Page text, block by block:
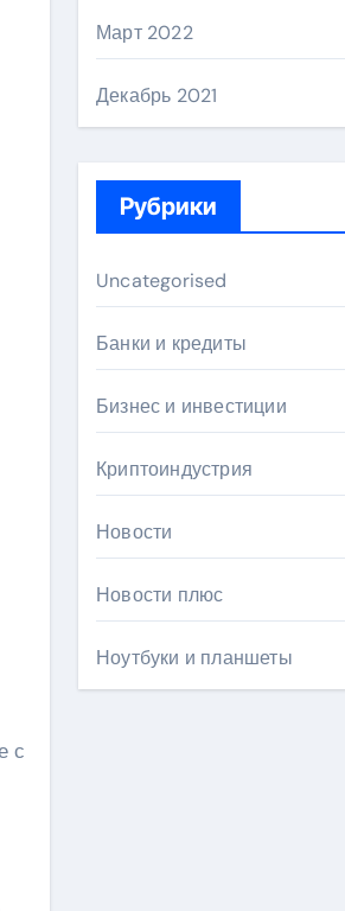
с
Март 2022
Декабрь 2021
Рубрики
Uncategorised
Банки и кредиты
Бизнес и инвестиции
Криптоиндустрия
Новости
Новости плюс
Ноутбуки и планшеты